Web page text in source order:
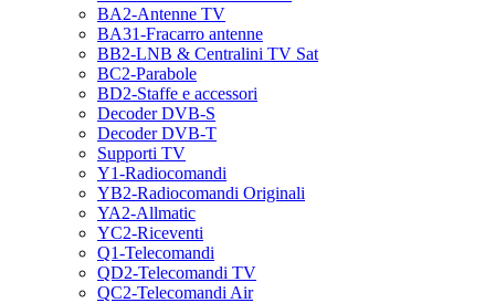
BA2-Antenne TV
BA31-Fracarro antenne
BB2-LNB & Centralini TV Sat
BC2-Parabole
BD2-Staffe e accessori
Decoder DVB-S
Decoder DVB-T
Supporti TV
Y1-Radiocomandi
YB2-Radiocomandi Originali
YA2-Allmatic
YC2-Riceventi
Q1-Telecomandi
QD2-Telecomandi TV
QC2-Telecomandi Air